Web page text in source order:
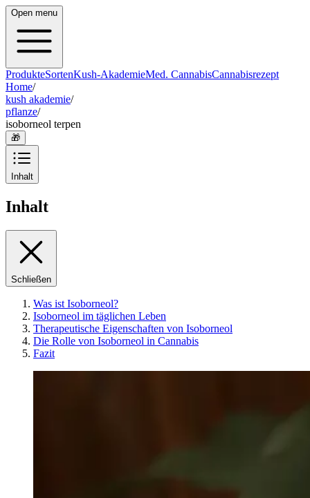
Open menu
ProdukteSortenKush-AkademieMed. CannabisCannabisrezept
Home/
kush akademie/
pflanze/
isoborneol terpen
🎁
Inhalt
Inhalt
Schließen
Was ist Isoborneol?
Isoborneol im täglichen Leben
Therapeutische Eigenschaften von Isoborneol
Die Rolle von Isoborneol in Cannabis
Fazit